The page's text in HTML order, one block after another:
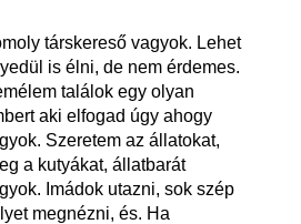
társkereső vagyok. Lehet
is élni, de nem érdemes.
találok egy olyan
aki elfogad úgy ahogy
Szeretem az állatokat,
a kutyákat, állatbarát
Imádok utazni, sok szép
megnézni, és. Ha